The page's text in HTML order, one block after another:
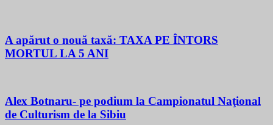
A apărut o nouă taxă: TAXA PE ÎNTORS
MORTUL LA 5 ANI
Alex Botnaru- pe podium la Campionatul Naţional
de Culturism de la Sibiu